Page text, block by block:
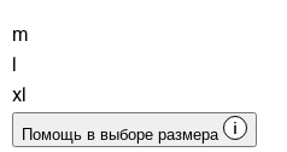
m
xl
Помощь в выборе размера